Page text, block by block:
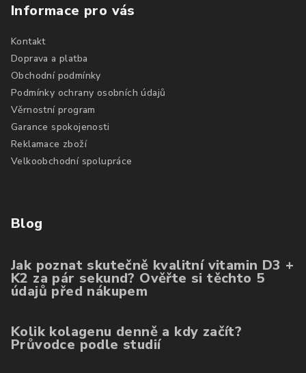
Informace pro vás
Kontakt
Doprava a platba
Obchodní podmínky
Podmínky ochrany osobních údajů
Věrnostní program
Garance spokojenosti
Reklamace zboží
Velkoobchodní spolupráce
Blog
Jak poznat skutečně kvalitní vitamin D3 +
K2 za pár sekund? Ověřte si těchto 5
údajů před nákupem
Kolik kolagenu denně a kdy začít?
Průvodce podle studií